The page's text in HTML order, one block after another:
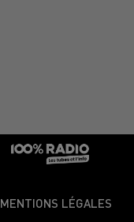
MENTIONS LÉGALES